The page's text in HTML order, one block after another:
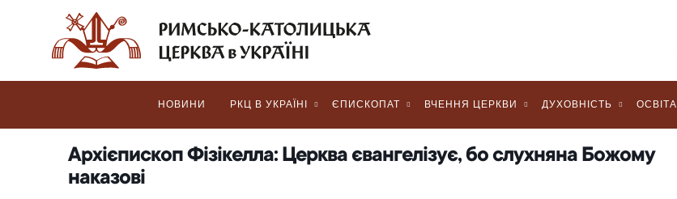
НОВИНИ РКЦ В УКРАЇНІ ЄПИСКОПАТ ВЧЕННЯ ЦЕРКВИ ДУХОВНІСТЬ ОСВІТА
Архієпископ Фізікелла: Церква євангелізує, бо слухняна Божому
наказові